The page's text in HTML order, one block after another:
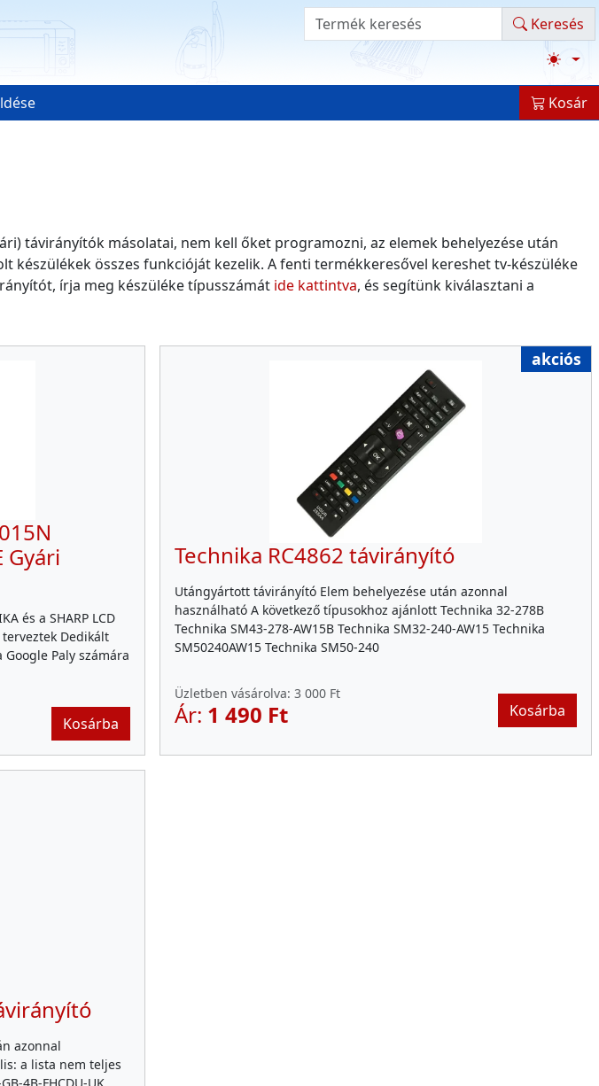
Termék kereső Keresés
Kosár
távirányítók másolatai, nem kell őket programozni, az elemek behelyezése után
készülékek összes funkcióját kezelik. A fenti termékkeresővel kereshet tv-készüléke
írja meg készüléke típusszámát ide kattintva, és segítünk kiválasztani a
Gyári
és a SHARP LCD
Dedikált
Paly számára
Kosárba
akciós
Technika RC4862 távirányító
Utángyártott távirányító Elem behelyezése után azonnal
használható A következő típusokhoz ajánlott Technika 32-278B
Technika SM43-278-AW15B Technika SM32-240-AW15 Technika
SM50240AW15 Technika SM50-240
Üzletben vásárolva: 3 000 Ft
Ár: 1 490 Ft Kosárba
azonnal
a lista nem teljes